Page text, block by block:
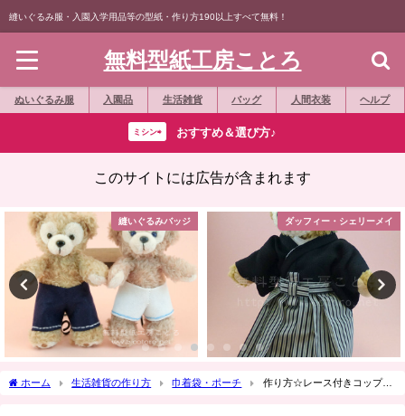
縫いぐるみ服・入園入学用品等の型紙・作り方190以上すべて無料！
無料型紙工房ことろ
ぬいぐるみ服 入園品 生活雑貨 バッグ 人間衣装 ヘルプ
ミシン⇨ おすすめ＆選び方♪
このサイトには広告が含まれます
ダッフィー・シェリーメイ 縫いぐるみバッジ
ホーム 生活雑貨の作り方 巾着袋・ポーチ
作り方☆レース付きコップ